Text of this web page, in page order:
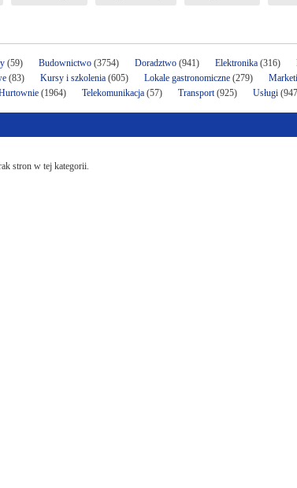
(59) Budownictwo (3754) Doradztwo (941) Elektronika (316)
(83) Kursy i szkolenia (605) Lokale gastronomiczne (279)
(1964) Telekomunikacja (57) Transport(925) Usługi
stron w tej kategorii.